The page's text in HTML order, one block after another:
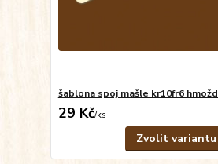
šablona spoj mašle kr10fr6
29 Kč/ks
Zvolit variantu